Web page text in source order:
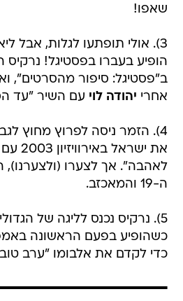
שאפו!
3). אולי תופתעו לגלות, אבל
ב"פסטיגל: סיפור מהסרטים",
אחרי יהודה לוי עם השיר "עד
4). הזמר ניסה לפרוץ מחוץ
את
לאהבה". אך לצערו (ולצערנו),
ה-19 והמאכזב.
כשהופיע בפעם הראשונה
כדי לקדם את אלבומו "ערב